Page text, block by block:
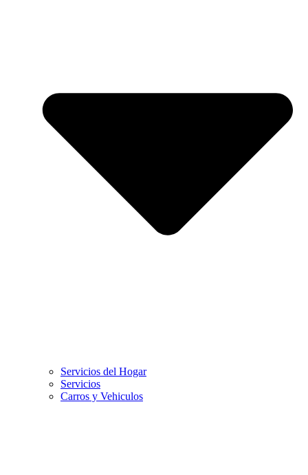
Servicios del Hogar
Servicios
Carros y Vehiculos